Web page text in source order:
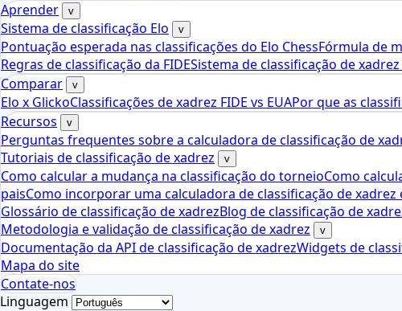
Aprender
v
Sistema de classificação Elo v
Pontuação esperada nas classificações do Elo ChessFórmula de
Regras de classificação da FIDESistema de classificação de xadrez
Comparar
v
Elo x GlickoClassificações de xadrez FIDE vs EUAPor que as
Recursos
v
Perguntas frequentes sobre a calculadora de classificação de
Tutoriais de classificação de xadrez
v
Como calcular a mudança na classificação do torneioComo
paisComo incorporar uma calculadora de classificação de xadrez
Glossário de classificação de xadrezBlog de classificação de
Metodologia e validação de classificação de xadrez
v
Documentação da API de classificação de xadrezWidgets de
Mapa do site
Contate-nos
Linguagem